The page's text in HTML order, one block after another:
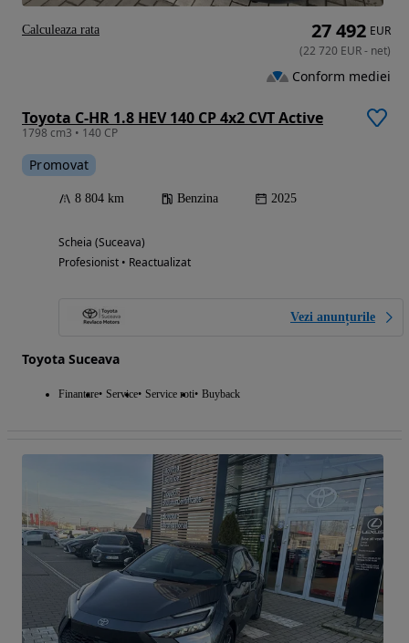
Toyota C-HR 1.8 HEV 140 CP 4x2 CVT Active
1798 cm3 • 140 CP
Promovat
8 804 km Benzina 2025
Scheia (Suceava)
Profesionist • Reactualizat
Vezi anunțurile
Toyota Suceava
Finantare Service Service roti Buyback
27 492 EUR
(22 720 EUR- net)
Conform mediei
Calculeaza rata